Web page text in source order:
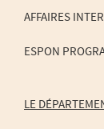
AFFAIRES
ESPON
LE